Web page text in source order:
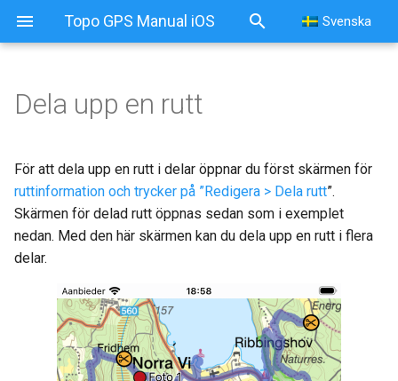
Topo GPS Manual iOS Svenska
Dela upp en rutt
För att dela upp en rutt i delar öppnar du först skärmen för
ruttinformation och trycker på ”Redigera > Dela rutt”.
Skärmen för delad rutt öppnas sedan som i exemplet
nedan. Med den här skärmen kan du dela upp en rutt i flera
delar.